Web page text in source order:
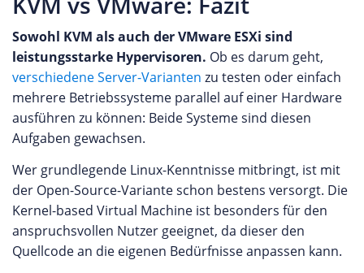
Sowohl KVM als auch der VMware ESXi sind
leistungsstarke Hypervisoren. Ob es darum geht,
verschiedene Server-Varianten zu testen oder einfach
mehrere Betriebssysteme parallel auf einer Hardware
ausführen zu können: Beide Systeme sind diesen
Aufgaben gewachsen.
Wer grundlegende Linux-Kenntnisse mitbringt, ist mit
der Open-Source-Variante schon bestens versorgt. Die
Kernel-based Virtual Machine ist besonders für den
anspruchsvollen Nutzer geeignet, da dieser den
Quellcode an die eigenen Bedürfnisse anpassen kann.